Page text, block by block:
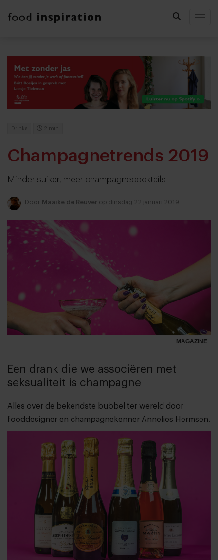
Drinks 2 min
Champagnetrends 2019
Minder suiker, meer champagnecocktails
Door Maaike de Reuver op dinsdag 22 januari 2019
MAGAZINE
Een drank die we associëren met
seksualiteit is champagne
Alles over de bekendste bubbel ter wereld door
fooddesigner en champagnekenner Annelies Hermsen.